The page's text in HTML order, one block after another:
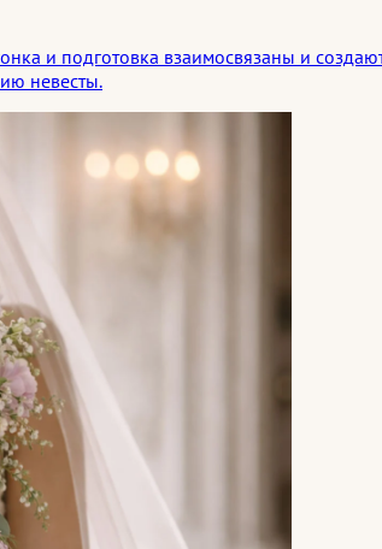
и подготовка взаимосвязаны и
невесты.